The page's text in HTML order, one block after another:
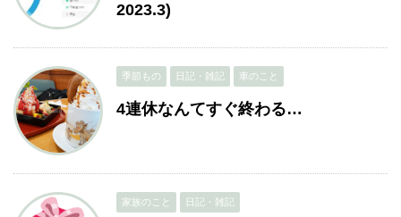
2023.3)
季節もの 日記・雑記 車のこと
4連休なんてすぐ終わる…
家族のこと 日記・雑記